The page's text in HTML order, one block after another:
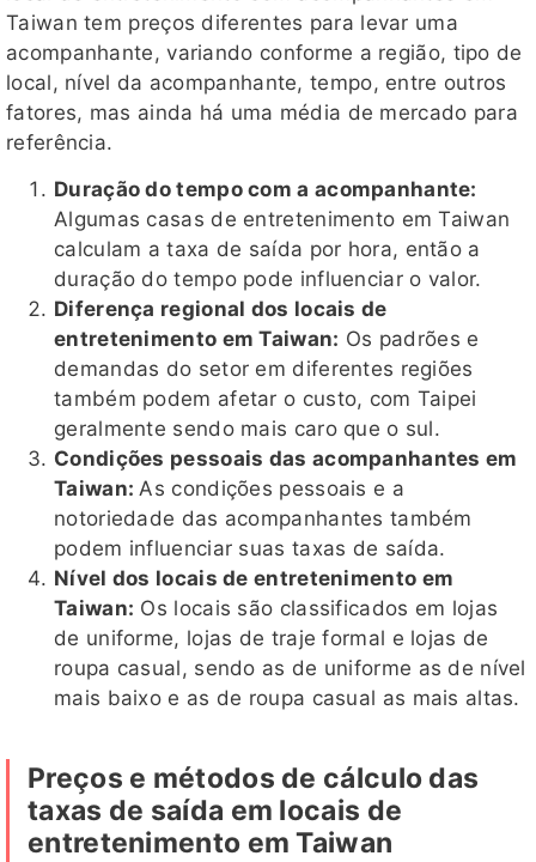
Taiwan tem preços diferentes para levar uma
acompanhante, variando conforme a região, tipo de
local, nível da acompanhante, tempo, entre outros
fatores, mas ainda há uma média de mercado para
referência.
Duração do tempo com a acompanhante:
Algumas casas de entretenimento em Taiwan
calculam a taxa de saída por hora, então a
duração do tempo pode influenciar o valor.
Diferença regional dos locais de
entretenimento em Taiwan: Os padrões e
demandas do setor em diferentes regiões
também podem afetar o custo, com Taipei
geralmente sendo mais caro que o sul.
Condições pessoais das acompanhantes em
Taiwan:As condições pessoais e a
notoriedade das acompanhantes também
podem influenciar suas taxas de saída.
Nível dos locais de entretenimento em
Taiwan: Os locais são classificados em lojas
de uniforme, lojas de traje formal e lojas de
roupa casual, sendo as de uniforme as de nível
mais baixo e as de roupa casual as mais altas.
Preços e métodos de cálculo das
taxas de saída em locais de
entretenimento em Taiwan